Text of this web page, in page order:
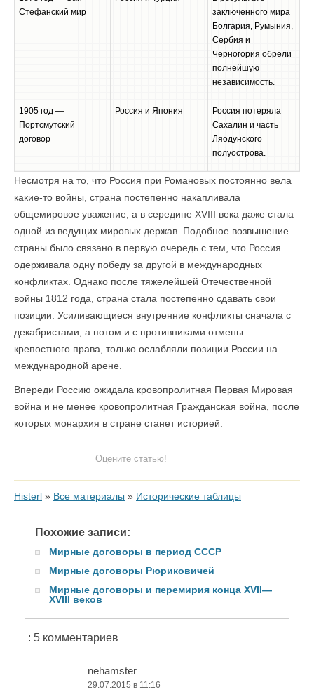
Стефанский мир
заключенного мира
Болгария, Румыния,
Сербия и
Черногория обрели
полнейшую
независимость.
1905 год —
Портсмутский
договор
Россия и Япония
Россия потеряла
Сахалин и часть
Ляодунского
полуострова.
Несмотря на то, что Россия при Романовых постоянно вела
какие-то войны, страна постепенно накапливала
общемировое уважение, а в середине XVIII века даже стала
одной из ведущих мировых держав. Подобное возвышение
страны было связано в первую очередь с тем, что Россия
одерживала одну победу за другой в международных
конфликтах. Однако после тяжелейшей Отечественной
войны 1812 года, страна стала постепенно сдавать свои
позиции. Усиливающиеся внутренние конфликты сначала с
декабристами, а потом и с противниками отмены
крепостного права, только ослабляли позиции России на
международной арене.
Впереди Россию ожидала кровопролитная Первая Мировая
война и не менее кровопролитная Гражданская война, после
которых монархия в стране станет историей.
Оцените статью!
Histerl » Все материалы » Исторические таблицы
Похожие записи:
Мирные договоры в период СССР
Мирные договоры Рюриковичей
Мирные договоры и перемирия конца XVII—
XVIII веков
: 5 комментариев
nehamster
29.07.2015 в 11:16